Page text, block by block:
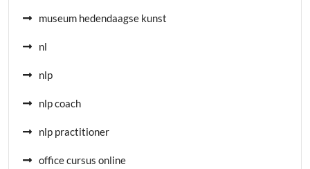
museum hedendaagse kunst
nl
nlp
nlp coach
nlp practitioner
office cursus online